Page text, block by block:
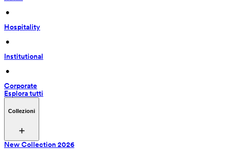
•
Hospitality
•
Institutional
•
Corporate
Esplora tutti
Collezioni
New Collection 2026